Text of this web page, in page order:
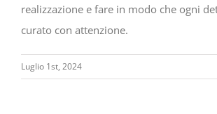
realizzazione e fare in modo che ogni
curato con attenzione.
Luglio 1st, 2024